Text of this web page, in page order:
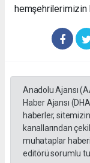
hemşehrilerimizin
Anadolu Ajansı
Haber Ajansı
haberler,
kanallarından
muhataplar
editörü sorumlu